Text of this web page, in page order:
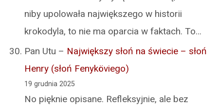
niby upolowała największego w historii
krokodyla, to nie ma oparcia w faktach. To…
Pan Utu – Największy słoń na świecie – słoń
Henry (słoń Fenyköviego)
19 grudnia 2025
No pięknie opisane. Refleksyjnie, ale bez